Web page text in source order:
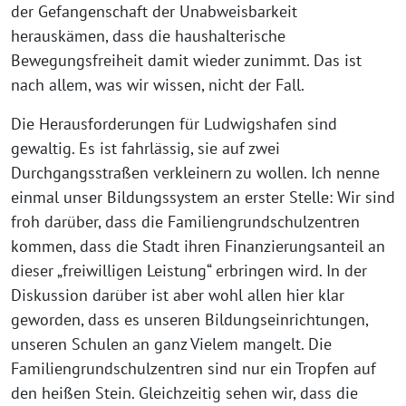
der Gefangenschaft der Unabweisbarkeit
herauskämen, dass die haushalterische
Bewegungsfreiheit damit wieder zunimmt. Das ist
nach allem, was wir wissen, nicht der Fall.
Die Herausforderungen für Ludwigshafen sind
gewaltig. Es ist fahrlässig, sie auf zwei
Durchgangsstraßen verkleinern zu wollen. Ich nenne
einmal unser Bildungssystem an erster Stelle: Wir sind
froh darüber, dass die Familiengrundschulzentren
kommen, dass die Stadt ihren Finanzierungsanteil an
dieser „freiwilligen Leistung“ erbringen wird. In der
Diskussion darüber ist aber wohl allen hier klar
geworden, dass es unseren Bildungseinrichtungen,
unseren Schulen an ganz Vielem mangelt. Die
Familiengrundschulzentren sind nur ein Tropfen auf
den heißen Stein. Gleichzeitig sehen wir, dass die